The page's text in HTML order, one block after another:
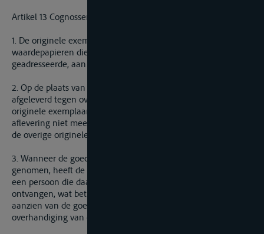
Artikel 13 Cognossement
1. De originele exemplaren van een cognossement zijn
waardepapieren die zijn gesteld op naam van de
geadresseerde, aan order of aan toonder.
2. Op de plaats van aflevering worden de goederen slechts
afgeleverd tegen overhandiging van het eerst overgelegde
originele exemplaar van het cognossement; daarna kan de
aflevering niet meer worden geëist tegen overhandiging van
de overige originele exemplaren.
3. Wanneer de goederen door de vervoerder in ontvangst zijn
genomen, heeft de overhandiging van het cognossement aan
een persoon die daardoor gerechtigd is de goederen te
ontvangen, wat betreft het verkrijgen van rechten ten
aanzien van de goederen, dezelfde gevolgen als de
overhandiging van de goederen zelf.